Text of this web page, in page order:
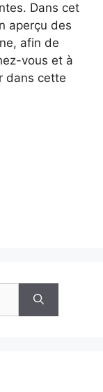
Dans cet
aperçu des
afin de
vous et à
dans cette